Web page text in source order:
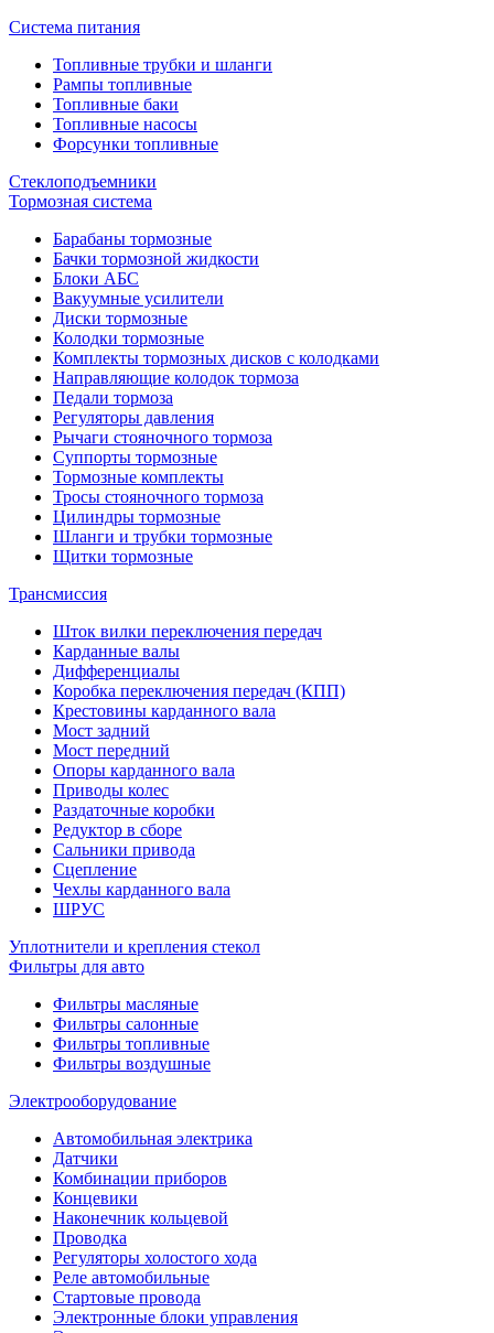
Система питания
Топливные трубки и шланги
Рампы топливные
Топливные баки
Топливные насосы
Форсунки топливные
Стеклоподъемники
Тормозная система
Барабаны тормозные
Бачки тормозной жидкости
Блоки АБС
Вакуумные усилители
Диски тормозные
Колодки тормозные
Комплекты тормозных дисков с колодками
Направляющие колодок тормоза
Педали тормоза
Регуляторы давления
Рычаги стояночного тормоза
Суппорты тормозные
Тормозные комплекты
Тросы стояночного тормоза
Цилиндры тормозные
Шланги и трубки тормозные
Щитки тормозные
Трансмиссия
Шток вилки переключения передач
Карданные валы
Дифференциалы
Коробка переключения передач (КПП)
Крестовины карданного вала
Мост задний
Мост передний
Опоры карданного вала
Приводы колес
Раздаточные коробки
Редуктор в сборе
Сальники привода
Сцепление
Чехлы карданного вала
ШРУС
Уплотнители и крепления стекол
Фильтры для авто
Фильтры масляные
Фильтры салонные
Фильтры топливные
Фильтры воздушные
Электрооборудование
Автомобильная электрика
Датчики
Комбинации приборов
Концевики
Наконечник кольцевой
Проводка
Регуляторы холостого хода
Реле автомобильные
Стартовые провода
Электронные блоки управления